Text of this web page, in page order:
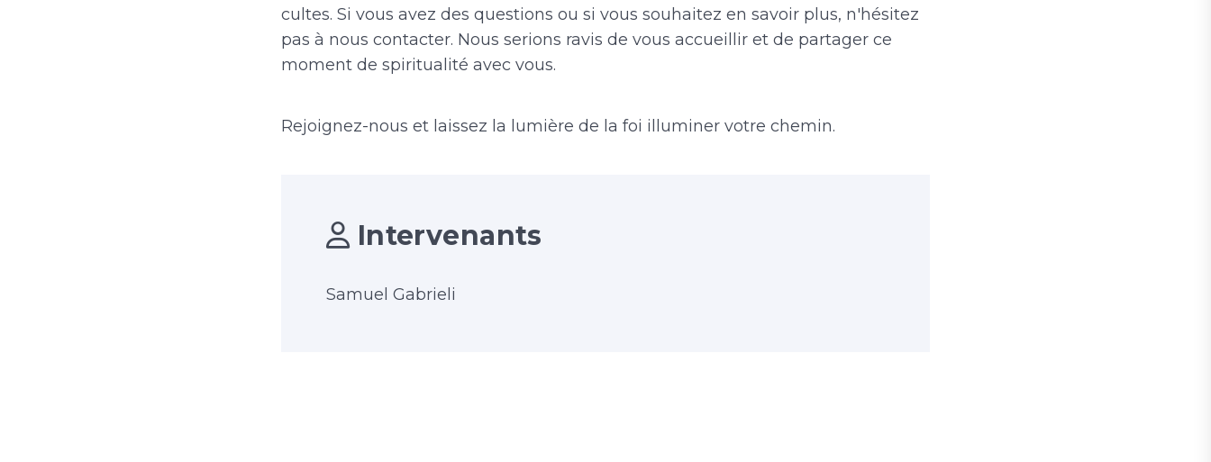
cultes. Si vous avez des questions ou si vous souhaitez en savoir plus, n'hésitez
pas à nous contacter. Nous serions ravis de vous accueillir et de partager ce
moment de spiritualité avec vous.
Rejoignez-nous et laissez la lumière de la foi illuminer votre chemin.
Intervenants
Samuel Gabrieli